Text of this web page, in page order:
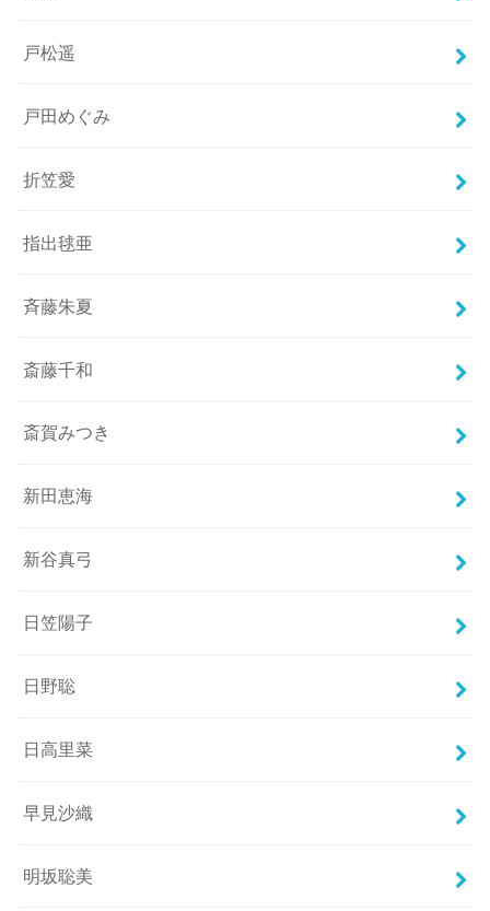
戸松遥
戸田めぐみ
折笠愛
指出毬亜
斉藤朱夏
斎藤千和
斎賀みつき
新田恵海
新谷真弓
日笠陽子
日野聡
日高里菜
早見沙織
明坂聡美